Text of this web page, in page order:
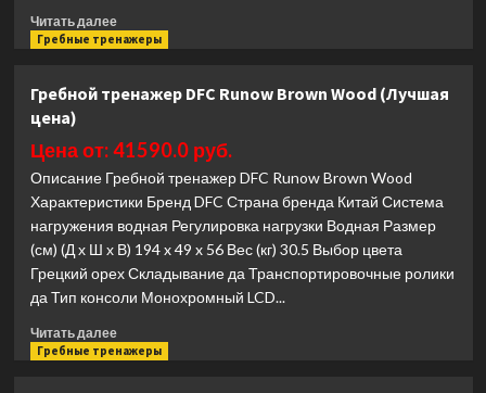
Читать далееПрочитать
больше
тренажер
Degree
Fitness
Apollo
Plus
(Лучшая
цена)
Гребные тренажеры
Гребной тренажер DFC Runow Brown Wood (Лучшая
цена)
Цена от: 41590.0 руб.
Описание Гребной тренажер DFC Runow Brown Wood
Характеристики Бренд DFC Страна бренда Китай Система
нагружения водная Регулировка нагрузки Водная Размер
(см) (Д х Ш х В) 194 x 49 x 56 Вес (кг) 30.5 Выбор цвета
Грецкий орех Складывание да Транспортировочные ролики
да Тип консоли Монохромный LCD...
Читать далееПрочитать
больше
Гребные тренажеры